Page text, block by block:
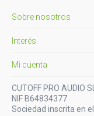
Sobre nosotros
Interés
Mi cuenta
CUTOFF PRO AUDIO
NIF B64834377
Sociedad inscrita en